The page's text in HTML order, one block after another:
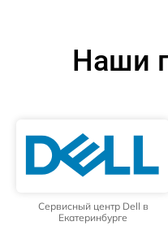
Наши
Сервисный центр Dell в
Екатеринбурге